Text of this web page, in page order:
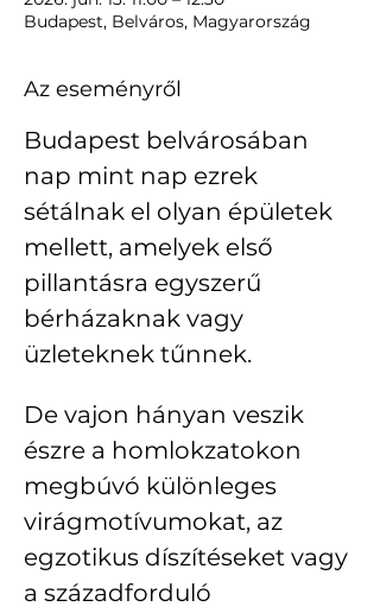
Budapest, Belváros, Magyarország
Az eseményről
Budapest belvárosában
nap mint nap ezrek
sétálnak el olyan épületek
mellett, amelyek első
pillantásra egyszerű
bérházaknak vagy
üzleteknek tűnnek.
De vajon hányan veszik
észre a homlokzatokon
megbúvó különleges
virágmotívumokat, az
egzotikus díszítéseket vagy
a századforduló